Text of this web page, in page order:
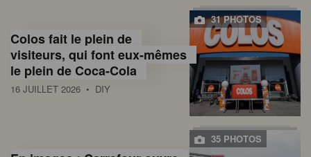
31 PHOTOS
Colos fait le plein de
visiteurs, qui font eux-mêmes
le plein de Coca-Cola
16 JUILLET 2026 • DIY
35 PHOTOS